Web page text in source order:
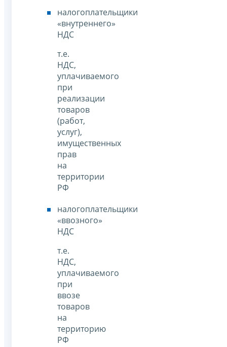
налогоплательщики
«внутреннего»
НДС
т.е.
НДС,
уплачиваемого
при
реализации
товаров
(работ,
услуг),
имущественных
прав
на
территории
РФ
налогоплательщики
«ввозного»
НДС
т.е.
НДС,
уплачиваемого
при
ввозе
товаров
на
территорию
РФ